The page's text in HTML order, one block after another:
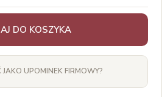
DO KOSZYKA
JAKO UPOMINEK FIRMOWY?